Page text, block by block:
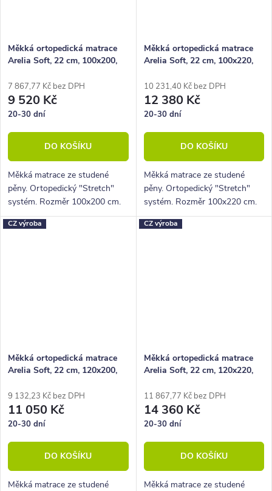
Měkká ortopedická matrace
Arelia Soft, 22 cm, 100x200,
7 867,77 Kč bez DPH
9 520 Kč
20-30 dní
DO KOŠÍKU
Měkká matrace ze studené
pěny. Ortopedický "Stretch"
systém. Rozměr 100x200 cm.
Výška 22 cm, nosnost 130 Kg,
5 zón
Měkká ortopedická matrace
Arelia Soft, 22 cm, 100x220,
10 231,40 Kč bez DPH
12 380 Kč
20-30 dní
DO KOŠÍKU
Měkká matrace ze studené
pěny. Ortopedický "Stretch"
systém. Rozměr 100x220 cm.
Výška 22 cm, nosnost 130 Kg,
5 zón
CZ výroba
Měkká ortopedická matrace
Arelia Soft, 22 cm, 120x200,
9 132,23 Kč bez DPH
11 050 Kč
20-30 dní
DO KOŠÍKU
Měkká matrace ze studené
CZ výroba
Měkká ortopedická matrace
Arelia Soft, 22 cm, 120x220,
11 867,77 Kč bez DPH
14 360 Kč
20-30 dní
DO KOŠÍKU
Měkká matrace ze studené